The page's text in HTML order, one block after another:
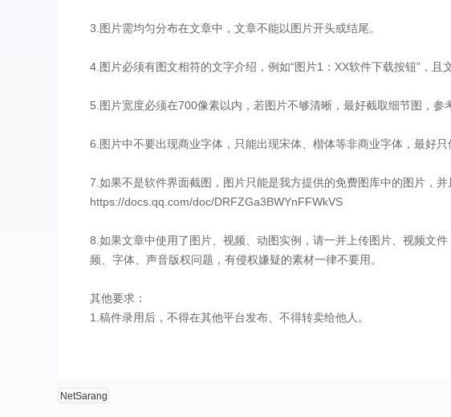
3.图片需均匀分布在文章中，文章不能以图片开头或结尾。
4.图片必须有图文相符的文字介绍，例如“图片1：XX软件下载按钮”，且
5.图片宽度必须在700像素以内，若图片不够清晰，最好截取细节图，
6.图片中不要出现商业字体，只能出现宋体、楷体等非商业字体，最好只
7.如果不是软件界面截图，图片只能是我方提供的免费图库中的图片，
https://docs.qq.com/doc/DRFZGa3BWYnFFWkVS
8.如果文章中使用了图片、视频、动图实例，请一并上传图片、视频文
频、字体、声音版权问题，有侵权嫌疑的素材一律不要用。
其他要求：
1.稿件录用后，不得在其他平台发布、不得转卖给他人。
NetSarang